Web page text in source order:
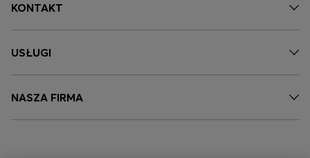
KONTAKT
USŁUGI
NASZA FIRMA